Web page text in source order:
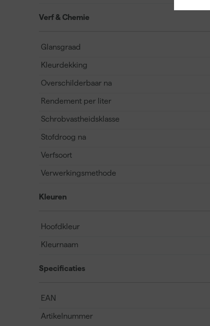
Verf & Chemie
Glansgraad
Kleurdekking
Overschilderbaar na
Rendement per liter
Schrobvastheidsklasse
Stofdroog na
Verfsoort
Verwerkingsmethode
Kleuren
Hoofdkleur
Kleurnaam
Specificaties
EAN
Artikelnummer